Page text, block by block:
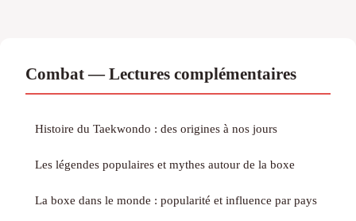
Combat — Lectures complémentaires
Histoire du Taekwondo : des origines à nos jours
Les légendes populaires et mythes autour de la boxe
La boxe dans le monde : popularité et influence par pays